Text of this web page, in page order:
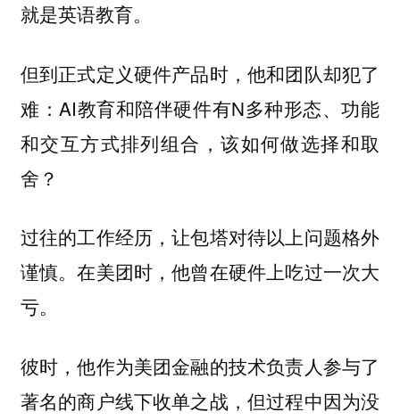
就是英语教育。
但到正式定义硬件产品时，他和团队却犯了
难：AI教育和陪伴硬件有N多种形态、功能
和交互方式排列组合，该如何做选择和取
舍？
过往的工作经历，让包塔对待以上问题格外
谨慎。在美团时，他曾在硬件上吃过一次大
亏。
彼时，他作为美团金融的技术负责人参与了
著名的商户线下收单之战，但过程中因为没